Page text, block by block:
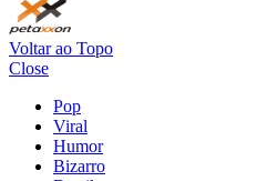
Voltar ao Topo
Close
Pop
Viral
Humor
Bizarro